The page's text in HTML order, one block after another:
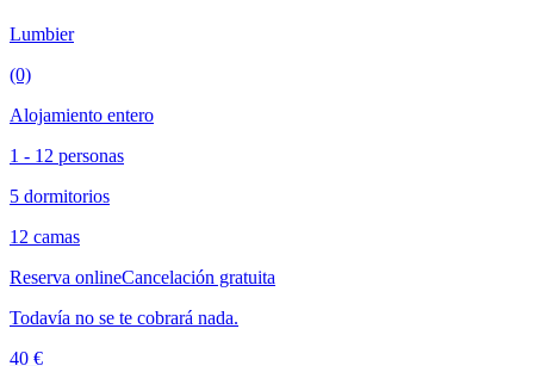
Lumbier
(0)
Alojamiento entero
1 - 12 personas
5 dormitorios
12 camas
Reserva onlineCancelación gratuita
Todavía no se te cobrará nada.
40 €